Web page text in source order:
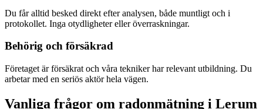
Du får alltid besked direkt efter analysen, både muntligt och i
protokollet. Inga otydligheter eller överraskningar.
Behörig och försäkrad
Företaget är försäkrat och våra tekniker har relevant utbildning. Du
arbetar med en seriös aktör hela vägen.
Vanliga frågor om radonmätning i Lerum